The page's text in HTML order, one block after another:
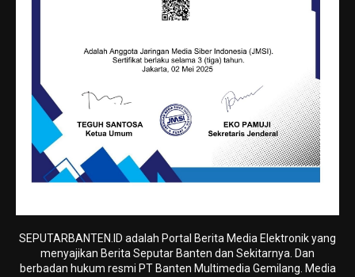
SEPUTARBANTEN.ID adalah Portal Berita Media Elektronik yang
menyajikan Berita Seputar Banten dan Sekitarnya. Dan
berbadan hukum resmi PT Banten Multimedia Gemilang. Media